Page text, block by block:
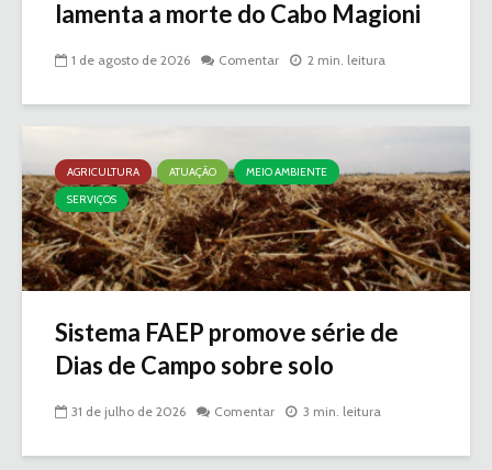
lamenta a morte do Cabo Magioni
1 de agosto de 2026 Comentar 2 min. leitura
AGRICULTURA ATUAÇÃO
MEIO AMBIENTE
SERVIÇOS
Sistema FAEP promove série de
Dias de Campo sobre solo
31 de julho de 2026 Comentar 3 min. leitura